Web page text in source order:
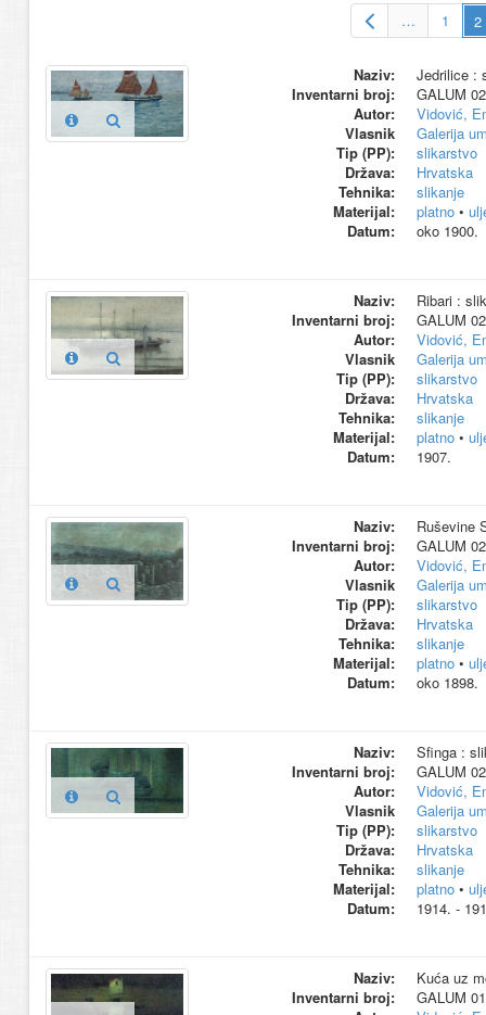
… 1
Naziv:
Jedrilice :
Inventarni broj:
GALUM
Autor:
Vidović,
Vlasnik
Galerija
Tip (PP):
slikarstvo
Država:
Hrvatska
Tehnika:
slikanje
Materijal:
platno•
Datum:
oko 1900.
Naziv:
Ribari :
Inventarni broj:
GALUM
Autor:
Vidović,
Vlasnik
Galerija
Tip (PP):
slikarstvo
Država:
Hrvatska
Tehnika:
slikanje
Materijal:
platno•
Datum:
1907.
Naziv:
Ruševine
Inventarni broj:
GALUM
Autor:
Vidović,
Vlasnik
Galerija
Tip (PP):
slikarstvo
Država:
Hrvatska
Tehnika:
slikanje
Materijal:
platno•
Datum:
oko 1898.
Naziv:
Sfinga :
Inventarni broj:
GALUM
Autor:
Vidović,
Vlasnik
Galerija
Tip (PP):
slikarstvo
Država:
Hrvatska
Tehnika:
slikanje
Materijal:
platno•
Datum:
1914. -
Naziv:
Kuća uz
Inventarni broj:
GALUM